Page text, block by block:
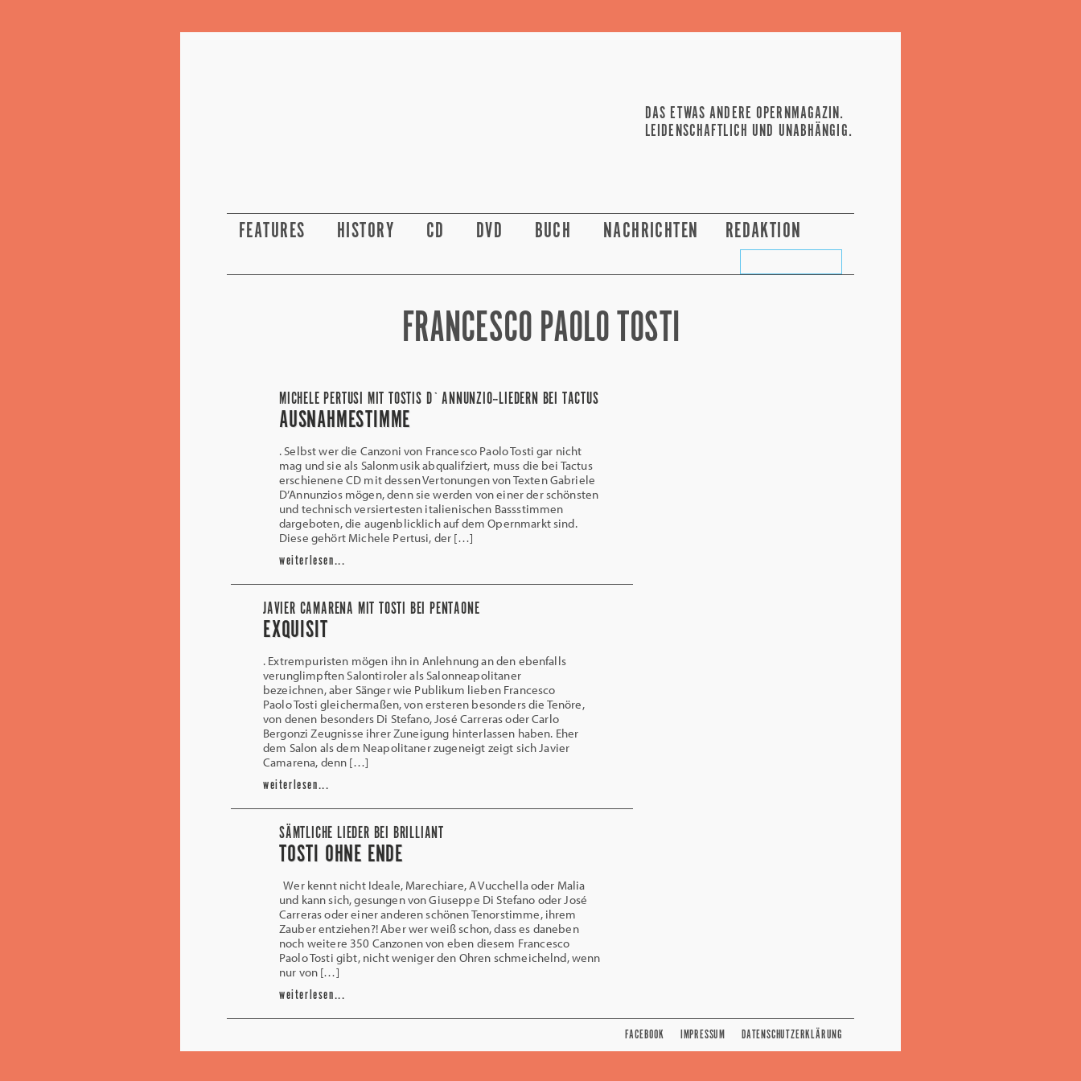
DAS ETWAS ANDERE OPERNMAGAZIN.
LEIDENSCHAFTLICH UND UNABHÄNGIG.
FEATURES HISTORY CD DVD BUCH NACHRICHTEN REDAKTION
FRANCESCO PAOLO TOSTI
MICHELE PERTUSI MIT TOSTIS D`ANNUNZIO--LIEDERN BEI TACTUS
AUSNAHMESTIMME
. Selbst wer die Canzoni von Francesco Paolo Tosti gar nicht
mag und sie als Salonmusik abqualifziert, muss die bei Tactus
erschienene CD mit dessen Vertonungen von Texten Gabriele
D’Annunzios mögen, denn sie werden von einer der schönsten
und technisch versiertesten italienischen Bassstimmen
dargeboten, die augenblicklich auf dem Opernmarkt sind.
Diese gehört Michele Pertusi, der […]
weiterlesen...
JAVIER CAMARENA MIT TOSTI BEI PENTAONE
EXQUISIT
. Extrempuristen mögen ihn in Anlehnung an den ebenfalls
verunglimpften Salontiroler als Salonneapolitaner
bezeichnen, aber Sänger wie Publikum lieben Francesco
Paolo Tosti gleichermaßen, von ersteren besonders die Tenöre,
von denen besonders Di Stefano, José Carreras oder Carlo
Bergonzi Zeugnisse ihrer Zuneigung hinterlassen haben. Eher
dem Salon als dem Neapolitaner zugeneigt zeigt sich Javier
Camarena, denn […]
weiterlesen...
SÄMTLICHE LIEDER BEI BRILLIANT
TOSTI OHNE ENDE
Wer kennt nicht Ideale, Marechiare, A Vucchella oder Malia
und kann sich, gesungen von Giuseppe Di Stefano oder José
Carreras oder einer anderen schönen Tenorstimme, ihrem
Zauber entziehen?! Aber wer weiß schon, dass es daneben
noch weitere 350 Canzonen von eben diesem Francesco
Paolo Tosti gibt, nicht weniger den Ohren schmeichelnd, wenn
nur von […]
weiterlesen...
DATENSCHUTZERKLÄRUNG
IMPRESSUM
FACEBOOK